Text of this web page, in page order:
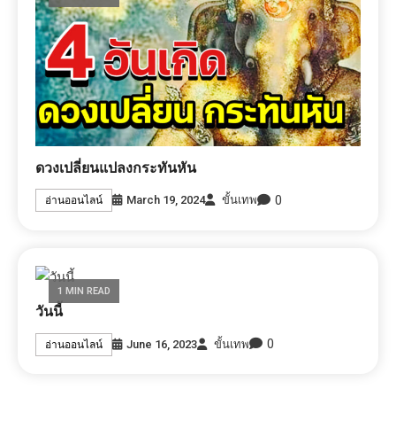
ดวงเปลี่ยนแปลงกระทันหัน
อ่านออนไลน์ March 19, 2024 ขั้นเทพ 0
1 MIN READ
วันนี้
อ่านออนไลน์ June 16, 2023 ขั้นเทพ 0